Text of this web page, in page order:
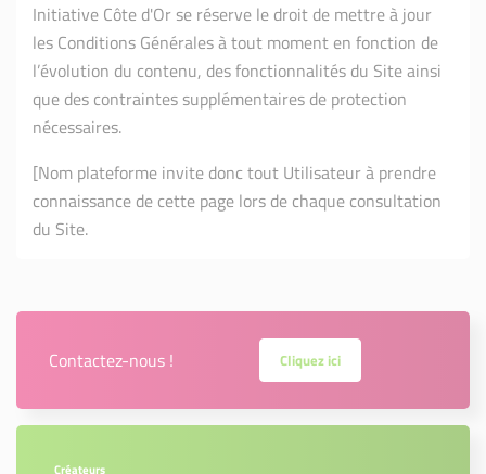
Initiative Côte d'Or se réserve le droit de mettre à jour
les Conditions Générales à tout moment en fonction de
l’évolution du contenu, des fonctionnalités du Site ainsi
que des contraintes supplémentaires de protection
nécessaires.
[Nom plateforme invite donc tout Utilisateur à prendre
connaissance de cette page lors de chaque consultation
du Site.
Contactez-nous ! Cliquez ici
Créateurs